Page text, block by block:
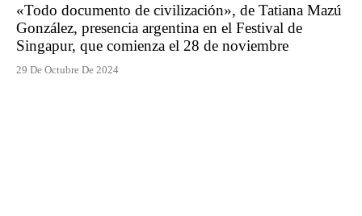
«Todo documento de civilización», de Tatiana Mazú
González, presencia argentina en el Festival de
Singapur, que comienza el 28 de noviembre
29 De Octubre De 2024